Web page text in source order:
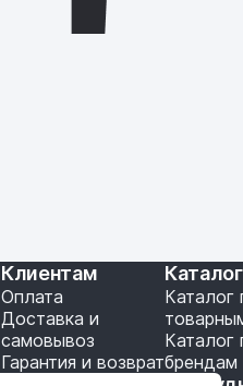
Клиентам
Оплата
Доставка и
самовывоз
Гарантия и возврат
Каталог
Каталог
брендам